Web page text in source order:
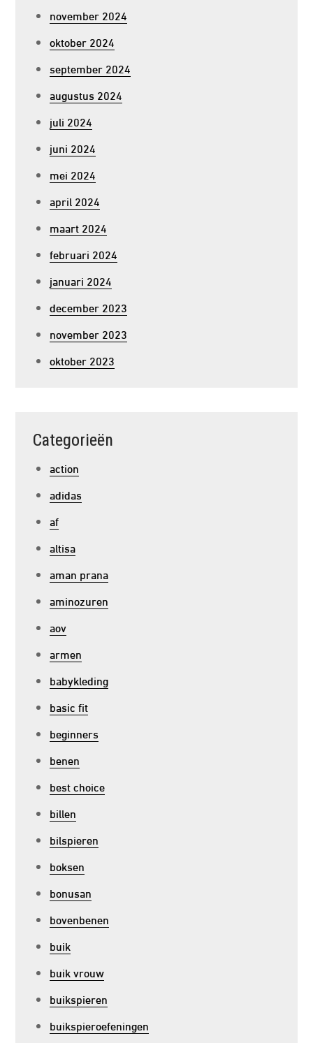
november 2024
oktober 2024
september 2024
augustus 2024
juli 2024
juni 2024
mei 2024
april 2024
maart 2024
februari 2024
januari 2024
december 2023
november 2023
oktober 2023
Categorieën
action
adidas
af
altisa
aman prana
aminozuren
aov
armen
babykleding
basic fit
beginners
benen
best choice
billen
bilspieren
boksen
bonusan
bovenbenen
buik
buik vrouw
buikspieren
buikspieroefeningen